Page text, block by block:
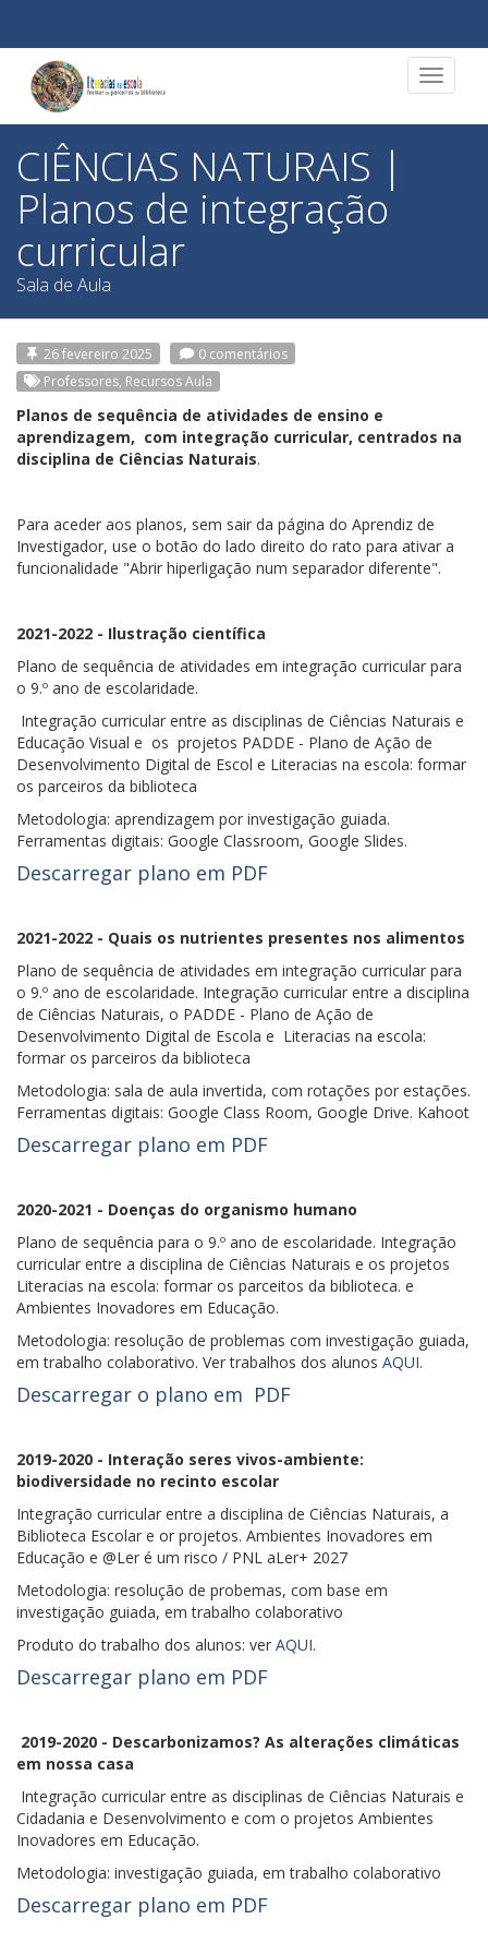
Toggle
CIÊNCIAS NATURAIS |
Planos de integração
curricular
Sala de Aula
26 fevereiro 2025
0 comentários
Professores, Recursos Aula
Planos de sequência de atividades de ensino e
aprendizagem, com integração curricular, centrados na
disciplina de Ciências Naturais.
Para aceder aos planos, sem sair da página do Aprendiz de
Investigador, use o botão do lado direito do rato para ativar a
funcionalidade "Abrir hiperligação num separador diferente".
2021-2022 - Ilustração científica
Plano de sequência de atividades em integração curricular para
o 9.º ano de escolaridade.
Integração curricular entre as disciplinas de Ciências Naturais e
Educação Visual e os projetos PADDE - Plano de Ação de
Desenvolvimento Digital de Escol e Literacias na escola: formar
os parceiros da biblioteca
Metodologia: aprendizagem por investigação guiada.
Ferramentas digitais: Google Classroom, Google Slides.
Descarregar plano em PDF
2021-2022 - Quais os nutrientes presentes nos alimentos
Plano de sequência de atividades em integração curricular para
o 9.º ano de escolaridade. Integração curricular entre a disciplina
de Ciências Naturais, o PADDE - Plano de Ação de
Desenvolvimento Digital de Escola e Literacias na escola:
formar os parceiros da biblioteca
Metodologia: sala de aula invertida, com rotações por estações.
Ferramentas digitais: Google Class Room, Google Drive. Kahoot
Descarregar plano em PDF
2020-2021 - Doenças do organismo humano
Plano de sequência para o 9.º ano de escolaridade. Integração
curricular entre a disciplina de Ciências Naturais e os projetos
Literacias na escola: formar os parceitos da biblioteca. e
Ambientes Inovadores em Educação.
Metodologia: resolução de problemas com investigação guiada,
em trabalho colaborativo. Ver trabalhos dos alunos AQUI.
Descarregar o plano em PDF
2019-2020 - Interação seres vivos-ambiente:
biodiversidade no recinto escolar
Integração curricular entre a disciplina de Ciências Naturais, a
Biblioteca Escolar e or projetos. Ambientes Inovadores em
Educação e @Ler é um risco / PNL aLer+ 2027
Metodologia: resolução de probemas, com base em
investigação guiada, em trabalho colaborativo
Produto do trabalho dos alunos: ver AQUI.
Descarregar plano em PDF
2019-2020 - Descarbonizamos? As alterações climáticas
em nossa casa
Integração curricular entre as disciplinas de Ciências Naturais e
Cidadania e Desenvolvimento e com o projetos Ambientes
Inovadores em Educação.
Metodologia: investigação guiada, em trabalho colaborativo
Descarregar plano em PDF